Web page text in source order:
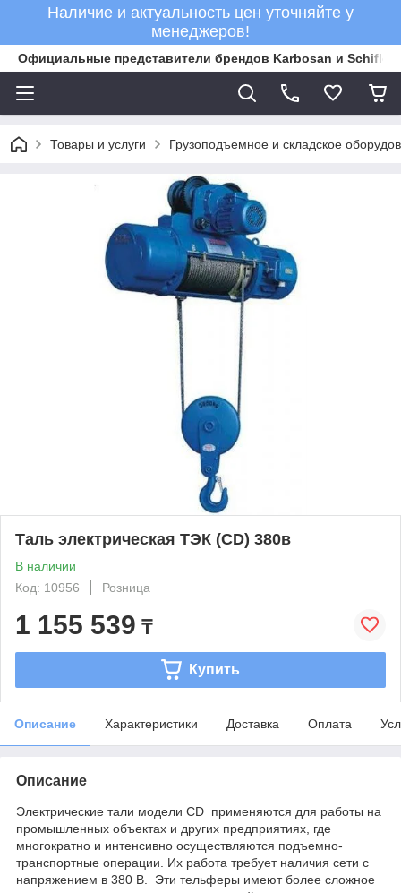
Наличие и актуальность цен уточняйте у
менеджеров!
Официальные представители брендов Karbosan и Schifler
Товары и услуги Грузоподъемное и складское
Таль электрическая ТЭК (CD) 380в
В наличии
Код: 10956
Розница
1 155 539 ₸
Купить
Описание Характеристики Доставка Оплата
Описание
Электрические тали модели CD применяются для работы на
промышленных объектах и других предприятиях, где
многократно и интенсивно осуществляются подъемно-
транспортные операции. Их работа требует наличия сети с
напряжением в 380 В. Эти тельферы имеют более сложное